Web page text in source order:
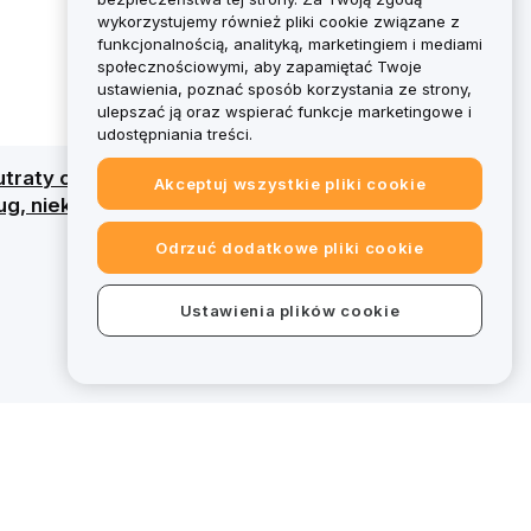
całego kapitału. Szczegółowy przegląd
niektóre oferty na bybit.eu wykraczają
wykorzystujemy również pliki cookie związane z
funkcjonalnością, analityką, marketingiem i mediami
społecznościowymi, aby zapamiętać Twoje
ustawienia, poznać sposób korzystania ze strony,
ulepszać ją oraz wspierać funkcje marketingowe i
udostępniania treści.
Akceptuj wszystkie pliki cookie
Odrzuć dodatkowe pliki cookie
Ustawienia plików cookie